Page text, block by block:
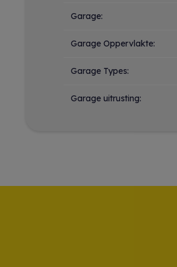
Garage:
Garage Oppervlakte:
Garage Types:
Garage uitrusting: